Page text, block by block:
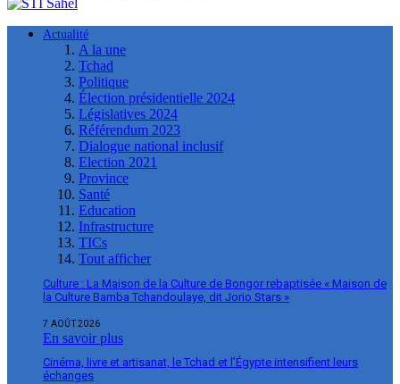
Actualité
A la une
Tchad
Politique
Élection présidentielle 2024
Législatives 2024
Référendum 2023
Dialogue national inclusif
Election 2021
Province
Santé
Education
Infrastructure
TICs
Tout afficher
Culture : La Maison de la Culture de Bongor rebaptisée « Maison de
la Culture Bamba Tchandoulaye, dit Jorio Stars »
7 AOÛT 2026
En savoir plus
Cinéma, livre et artisanat, le Tchad et l’Égypte intensifient leurs
échanges